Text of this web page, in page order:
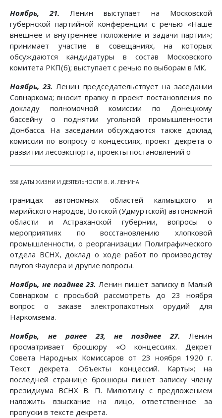
Ноябрь, 21.
Ленин выступает на Московской
губернской партийной конференции с речью «Наше
внешнее и внутреннее положение и задачи партии»;
принимает участие в совещаниях, на которых
обсуждаются кандидатуры в состав Московского
комитета РКП(б); выступает с речью по выборам в МК.
Ноябрь, 23. Ленин председательствует на заседании
Совнаркома; вносит правку в проект постановления по
докладу полномочной комиссии по Донецкому
бассейну о поднятии угольной промышленности
Донбасса. На заседании обсуждаются также доклад
комиссии по вопросу о концессиях, проект декрета о
развитии лесоэкспорта, проекты постановлений о
558 ДАТЫ ЖИЗНИ И ДЕЯТЕЛЬНОСТИ В. И. ЛЕНИНА
границах автономных областей калмыцкого и
марийского народов, Вотской (Удмуртской) автономной
области и Астраханской губернии, вопросы о
мероприятиях по восстановлению хлопковой
промышленности, о реорганизации Полиграфического
отдела ВСНХ, доклад о ходе работ по производству
плугов Фаулера и другие вопросы.
Ноябрь, не позднее 23. Ленин пишет записку в Малый
Совнарком с просьбой рассмотреть до 23 ноября
вопрос о заказе электропахотных орудий для
Наркомзема.
Ноябрь, не ранее 23, не позднее 27. Ленин
просматривает брошюру «О концессиях. Декрет
Совета Народных Комиссаров от 23 ноября 1920 г.
Текст декрета. Объекты концессий. Карты»; на
последней странице брошюры пишет записку члену
президиума ВСНХ В. П. Милютину с предложением
наложить взыскание на лицо, ответственное за
пропуски в тексте декрета.